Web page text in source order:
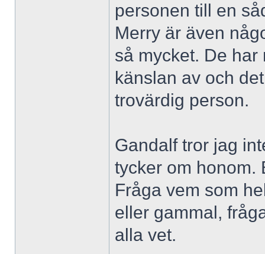
personen till en
Merry är även
så mycket. De
känslan av och
trovärdig person.
Gandalf tror jag
tycker om honom.
Fråga vem som
eller gammal,
alla vet.